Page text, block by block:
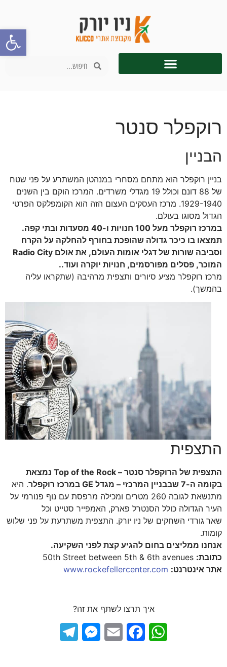
רוקפלר סנטר
הבניין
בניין רוקפלר הוא מתחם מסחרי במנהטן המשתרע על פני שטח
של 88 דונם וכולל 19 מגדלי משרדים. המרכז הוקם בין השנים
1929-1940. מרכז העסקים העצום הזה הוא הקומפלקס הפרטי
הגדול מסוגו בעולם.
במרכז רוקפלר מעל 100 חנויות ו-40 מסעדות ובתי קפה.
תמצאו בו כיכר גדולה שהופכת בחורף להחלקה על הקרח
וסביבה שורות של דגלי אומות העולם, את אולם Radio City
המוכר, פסלים מפורסמים, חנויות יוקרה ועוד..
מרכז רוקפלר מציע סיורים ותצפית מרהיבה (שתקראו עליה
בהמשך).
התצפית
התצפית של הרוקפלר סנטר – Top of the Rock נמצאת
בקומה ה-7 שבבניין המרכזי – מגדל GE במרכז רוקפלר
. היא
מתנשאת לגובה 260 מטרים ומכילה מרפסת עם נוף פנורמי על
העיר הגדולה כולל הסנטרל פארק, האמפייר סטייט וכל
שאר גורדי השחקים של ניו יורק. התצפית משתרעת על פני שלוש
קומות.
אנחנו ממליצים בחום להגיע קצת לפני השקיעה.
כתובת:
אתר אינטרנט: www.rockefellercenter.com
איך תרצו לשתף את זה?
WhatsApp
Facebook
Email
Messenger
פתח